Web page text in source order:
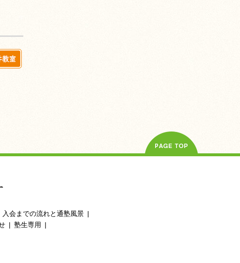
入会までの流れと通塾風景
塾生専用